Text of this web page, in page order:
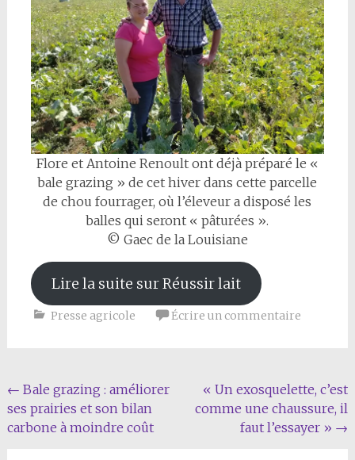
Flore et Antoine Renoult ont déjà préparé le «
bale grazing » de cet hiver dans cette parcelle
de chou fourrager, où l’éleveur a disposé les
balles qui seront « pâturées ».
© Gaec de la Louisiane
Lire la suite sur Réussir lait
Presse agricole Écrire un commentaire
Navigation
de
← Bale grazing : améliorer
ses prairies et son bilan
carbone à moindre coût
« Un exosquelette, c’est
comme une chaussure, il
faut l’essayer » →